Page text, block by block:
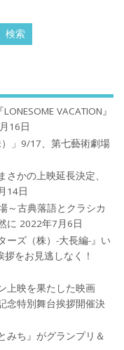
VACATION』
16日
」9/17、第七藝術劇場
かの上映延長決定、
14日
～古典落語とクラシカ
に 2022年7月6日
ーズ（株）-大長編-』い
をお見逃しなく！
上映を果たした映画
念特別舞台挨拶開催決
みち』がグランプリ＆